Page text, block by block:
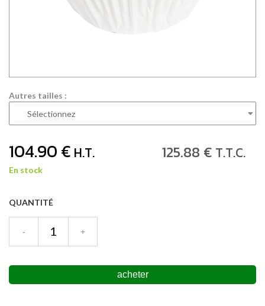
Autres tailles :
104.90€ H.T. 125.88 € T.T.C.
En stock
QUANTITÉ